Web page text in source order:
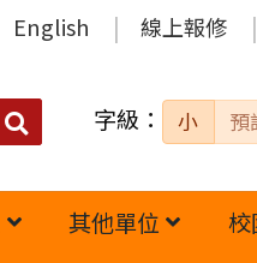
English 線上報修
搜
字級： 小 預
其他單位 校